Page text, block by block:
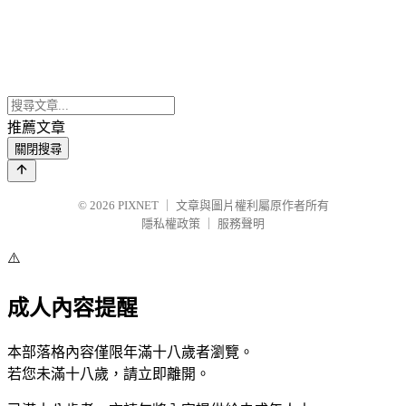
推薦文章
關閉搜尋
© 2026 PIXNET
文章與圖片權利屬原作者所有
隱私權政策
服務聲明
⚠️
成人內容提醒
本部落格內容僅限年滿十八歲者瀏覽。
若您未滿十八歲，請立即離開。